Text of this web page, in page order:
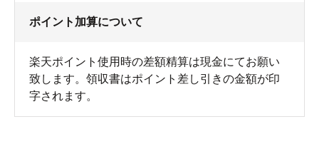
ポイント加算について
楽天ポイント使用時の差額精算は現金にてお願い
致します。領収書はポイント差し引きの金額が印
字されます。